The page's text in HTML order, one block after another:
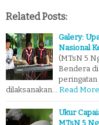
Related Posts:
Galery:
Nasional
(MTsN 5
Bendera
peringatan
dilaksanakan… Read More
Ukur
MTsN 5